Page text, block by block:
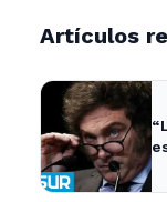
Artículos